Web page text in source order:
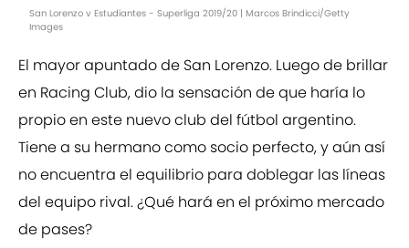
San Lorenzo v Estudiantes - Superliga 2019/20 | Marcos Brindicci/Getty
Images
El mayor apuntado de San Lorenzo. Luego de brillar
en Racing Club, dio la sensación de que haría lo
propio en este nuevo club del fútbol argentino.
Tiene a su hermano como socio perfecto, y aún así
no encuentra el equilibrio para doblegar las líneas
del equipo rival. ¿Qué hará en el próximo mercado
de pases?